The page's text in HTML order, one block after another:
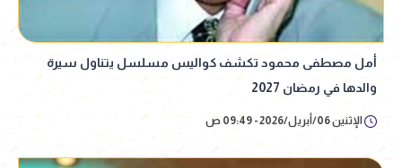
أمل مصطفى محمود تكشف كواليس مسلسل يتناول سيرة
والدها في رمضان 2027
الإثنين 06/أبريل/2026 - 09:49 ص